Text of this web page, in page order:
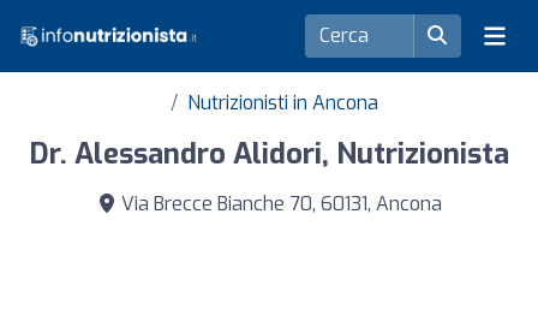
Nutrizionisti in Ancona
Dr. Alessandro Alidori, Nutrizionista
Via Brecce Bianche 70, 60131, Ancona